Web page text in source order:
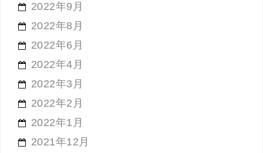
2022年9月
2022年8月
2022年6月
2022年4月
2022年3月
2022年2月
2022年1月
2021年12月